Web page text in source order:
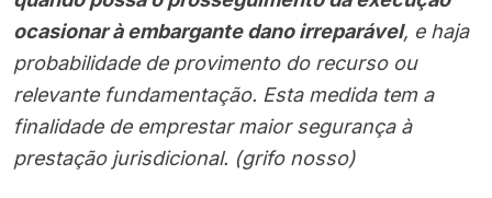
ocasionar à embargante dano irreparável, e haja
probabilidade de provimento do recurso ou
relevante fundamentação. Esta medida tem a
finalidade de emprestar maior segurança à
prestação jurisdicional. (grifo nosso)